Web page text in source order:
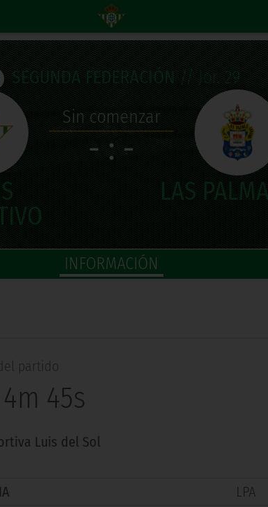
SEGUNDA FEDERACIÓN// Jor. 29
Sin comenzar
- : -
INFORMACIÓN
partido
44s
Luis del Sol
LPA